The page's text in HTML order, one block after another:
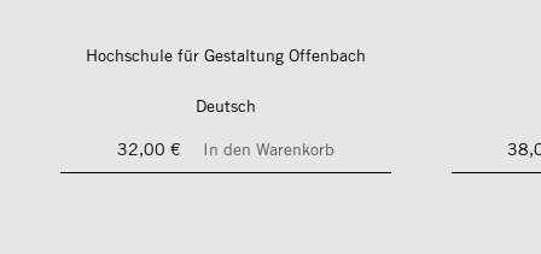
Hochschule für Gestaltung Offenbach
Deutsch
32,00 €
In den Warenkorb